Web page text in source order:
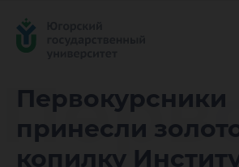
Первокурсники
принесли
копилку